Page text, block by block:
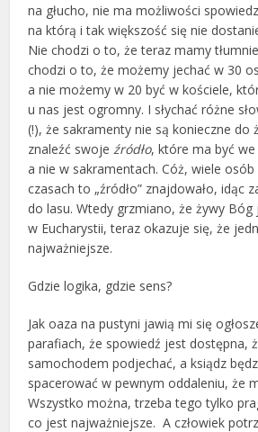
na głucho, nie ma możliwości
na którą i tak większość się nie
Nie chodzi o to, że teraz mamy
chodzi o to, że możemy jechać w 30
a nie możemy w 20 być w kościele,
u nas jest ogromny. I słychać różne
(!), że sakramenty nie są konieczne do
znaleźć swoje źródło, które ma być we
a nie w sakramentach. Cóż, wiele
czasach to „źródło” znajdowało, idąc
do lasu. Wtedy grzmiano, że żywy Bóg
w Eucharystii, teraz okazuje się, że
najważniejsze.
Gdzie logika, gdzie sens?
Jak oaza na pustyni jawią mi się
parafiach, że spowiedź jest dostępna,
samochodem podjechać, a ksiądz
spacerować w pewnym oddaleniu, że
Wszystko można, trzeba tego tylko
co jest najważniejsze. A człowiek